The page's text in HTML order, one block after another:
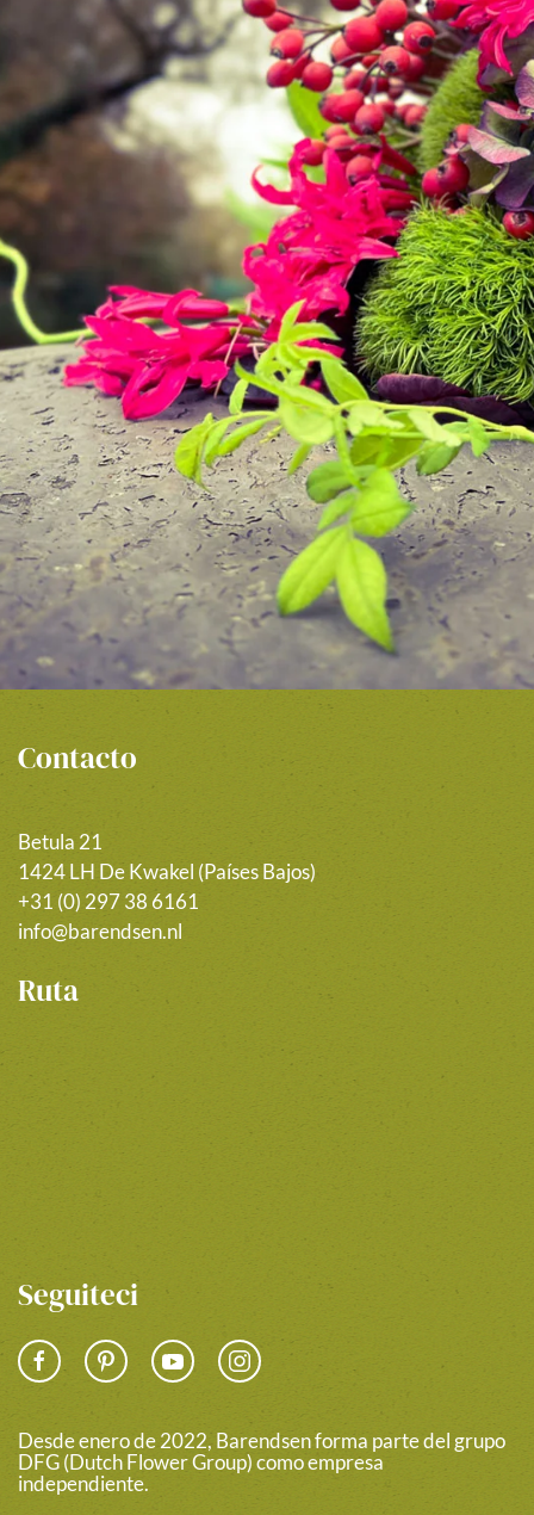
Contacto
Betula 21
1424 LH De Kwakel (Países Bajos)
+31 (0) 297 38 6161
info@barendsen.nl
Ruta
Seguiteci
Desde enero de 2022, Barendsen forma parte del grupo
DFG (Dutch Flower Group) como empresa
independiente.